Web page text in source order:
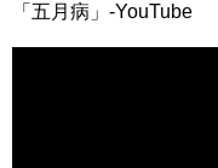
「五月病」-YouTube